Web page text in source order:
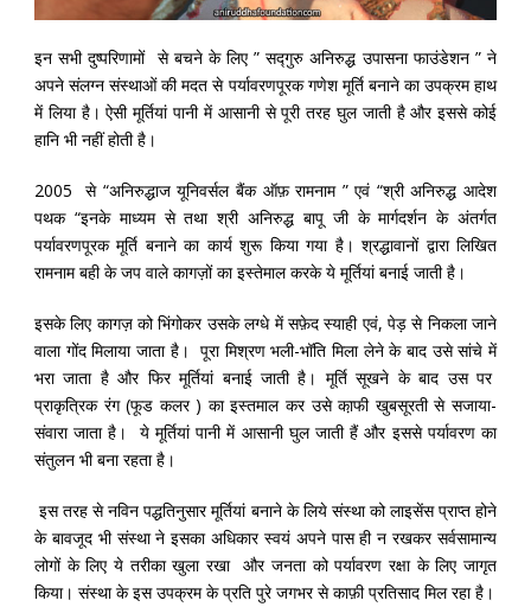
इन सभी दुष्परिणामों से बचने के लिए ” सद्‍गुरु अनिरुद्ध उपासना फाउंडेशन ” ने
अपने संलग्न संस्थाओं की मदत से पर्यावरणपूरक गणेश मूर्ति बनाने का उपक्रम हाथ
में लिया है। ऐसी मूर्तियां पानी में आसानी से पूरी तरह घुल जाती है और इससे कोई
हानि भी नहीं होती है।
2005 से “अनिरुद्धाज यूनिवर्सल बैंक ऑफ़ रामनाम ” एवं “श्री अनिरुद्ध आदेश
पथक “इनके माध्यम से तथा श्री अनिरुद्ध बापू जी के मार्गदर्शन के अंतर्गत
पर्यावरणपूरक मूर्ति बनाने का कार्य शुरू किया गया है। श्रद्धावानों द्वारा लिखित
रामनाम बही के जप वाले कागज़ों का इस्तेमाल करके ये मूर्तियां बनाई जाती है।
इसके लिए कागज़ को भिंगोकर उसके लग्धे में सफ़ेद स्याही एवं, पेड़ से निकला जाने
वाला गोंद मिलाया जाता है। पूरा मिश्रण भली-भॉति मिला लेने के बाद उसे सांचे में
भरा जाता है और फिर मूर्तियां बनाई जाती है। मूर्ति सूखने के बाद उस पर
प्राकृत्रिक रंग (फूड कलर ) का इस्तमाल कर उसे का़फी खुबसूरती से सजाया-
संवारा जाता है। ये मूर्तियां पानी में आसानी घुल जाती हैं और इससे पर्यावरण का
संतुलन भी बना रहता है।
इस तरह से नविन पद्धतिनुसार मूर्तियां बनाने के लिये संस्था को लाइसेंस प्राप्त होने
के बावजूद भी संस्था ने इसका अधिकार स्वयं अपने पास ही न रखकर सर्वसामान्य
लोगों के लिए ये तरीका खुला रखा और जनता को पर्यावरण रक्षा के लिए जागृत
किया। संस्था के इस उपक्रम के प्रति पुरे जगभर से काफ़ी प्रतिसाद मिल रहा है।